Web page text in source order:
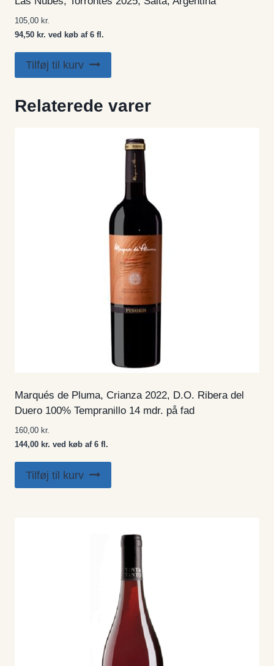
105,00 kr.
94,50 kr. ved køb af 6 fl.
Tilføj til kurv
Relaterede varer
Marqués de Pluma, Crianza 2022, D.O. Ribera del
Duero 100% Tempranillo 14 mdr. på fad
160,00 kr.
144,00 kr. ved køb af 6 fl.
Tilføj til kurv